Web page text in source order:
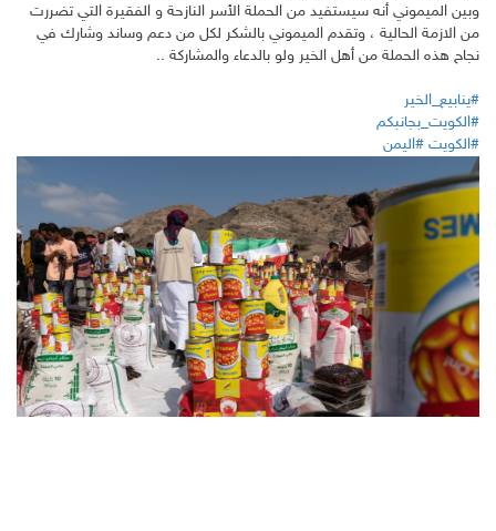
وبين الميموني أنه سيستفيد من الحملة الأسر النازحة و الفقيرة التي تضررت
من الازمة الحالية ، وتقدم الميموني بالشكر لكل من دعم وساند وشارك في
نجاح هذه الحملة من أهل الخير ولو بالدعاء والمشاركة ..
#ينابيع_الخير
#الكويت_بجانبكم
#الكويت #اليمن